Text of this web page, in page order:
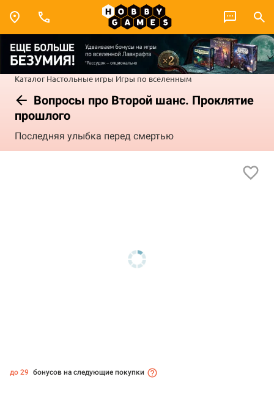
Каталог Настольные игры Игры по вселенным
Вопросы про Второй шанс. Проклятие
прошлого
Последняя улыбка перед смертью
до 29 бонусов на следующие покупки